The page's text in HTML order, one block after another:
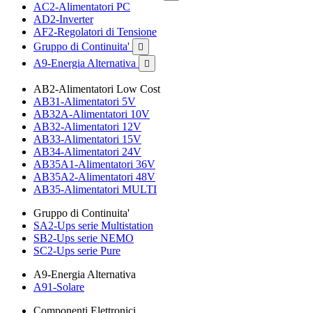
AC2-Alimentatori PC
AD2-Inverter
AF2-Regolatori di Tensione
Gruppo di Continuita'

A9-Energia Alternativa 
AB2-Alimentatori Low Cost
AB31-Alimentatori 5V
AB32A-Alimentatori 10V
AB32-Alimentatori 12V
AB33-Alimentatori 15V
AB34-Alimentatori 24V
AB35A1-Alimentatori 36V
AB35A2-Alimentatori 48V
AB35-Alimentatori MULTI
Gruppo di Continuita'
SA2-Ups serie Multistation
SB2-Ups serie NEMO
SC2-Ups serie Pure
A9-Energia Alternativa
A91-Solare
Componenti Elettronici